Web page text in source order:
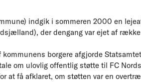
indgik i sommeren 2000 en
der dengang var ejet af
kommunens borgere afgjorde
om ulovlig offentlig støtte til FC
at få afklaret, om støtten var en